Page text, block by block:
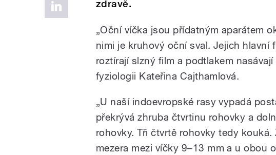
zdravě.
„Oční víčka jsou přídatným aparátem
nimi je kruhový oční sval. Jejich hlavní
roztírají slzný film a podtlakem
fyziologii Kateřina Cajthamlová.
„U naší indoevropské rasy vypadá
překrývá zhruba čtvrtinu rohovky a
rohovky. Tři čtvrtě rohovky tedy
mezera mezi víčky 9–13 mm a u obou